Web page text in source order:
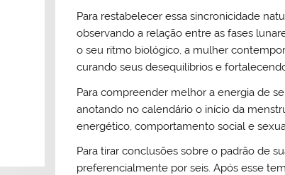
Para restabelecer essa sincronicidade
observando a relação entre as fases
o seu ritmo biológico, a mulher
curando seus desequilíbrios e
Para compreender melhor a energia de
anotando no calendário o início da
energético, comportamento social e
Para tirar conclusões sobre o padrão de
preferencialmente por seis. Após esse